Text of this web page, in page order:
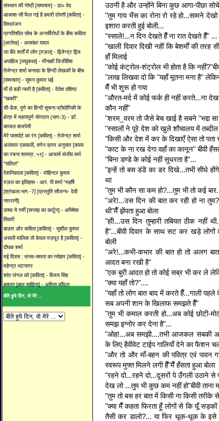
संस्थान की गोष्ठी [समाचार] - डा० वेद
आकाश-सी फैल गई है हमारी दोस्ती [कविता] -
विश्वरंजन
प्रगतिशील सोच के अन्तर्विरोधों के बीच कविता
[आलेख] - आकांक्षा यादव
जा बँधे शर्तों में लोग [ग़ज़ल] - द्विजेन्द्र द्विज
अपाहिज [लघुकथा] - मीनाक्षी जिजीविषा
तेजेन्द्र शर्मा कनाडा के हिन्दी लेखकों के बीच
[समाचार] - सुमन कुमार घई
माँ वो बडी प्यारी है [कविता] - देवेश वशिष्ठ
"खबरी"
सी-डैक, पुणे का हिन्दी सूचना प्रौद्योगिकी के
क्षेत्र में महत्वपूर्ण योगदान (भाग-3) - डॉ.
काजल बाजपेयी
मेरे पासपोर्ट का रंग [कविता] - तेजेन्द्र शर्मा
अलंकार एकावली, वर्णन क्रम अनुसार [काव्य
का रचना शास्त्र: ५९] - आचार्य संजीव वर्मा
"सलिल"
देशनिकाला [कविता] - मोहिन्दर कुमार
ग़ज़ल का इतिहास - आर. पी शर्मा “महर्षि
[श्रंखला भाग -7] [प्रस्तुति सौजन्य- देवी
नागरानी]
उफ्फ ये गर्मी [सप्ताह का कार्टून] - अभिषेक
तिवारी
बाज़ार और कविता [कविता] - सुशील कुमार
असली मालिक तो केवल मज़दूर है [कविता] -
दीपक शर्मा
मई दिवस : मानव-समता का त्योहार [कविता] -
महेन्द्र भटनागर
शांत जंगल को [कविता] - विजय सिंह
बचपन [बाल साहित्य] - अमिता कौंदल
बीते हुये दिन, वो मेरे ...
उठनी है और उन्होंने बिना कुछ आगा-पीछा
"तुम गाय भैंस का रोना रो रहे हो...सामने देखो
इशारा करती हुई बोली...
"स्साले!...न दिन देखते हैँ ना रात देखते हैँ" ...
"खाली दिवार दिखी नहीं कि बेशर्मों की तरह
हाँ मिलाई
"कोई कंट्रोल-शंट्रोल भी होता है कि
"लाख लिखवा दो कि "यहाँ मूतना मना है"
मैँ भी शुरू हो गया
"औरत-मर्द में कोई फर्क ही नहीं करते...ना
कौन नहीं"
"शरम_वरम तो जैसे बेच खाई है सबने "भद्दा सा
"स्सालों ने पूरे देश को खुले शौचालय में
"किसी और देश में कर के दिखाएँ ऐसा तो
"काट के ना रख देगा वहाँ का कानून" बीवी
"बिना डण्डे के कोई नहीं सुधरता है"...
"इन्हें तो बस डंडॆ का डर दिखे...तभी सीधे
था
"तुम भी कौन सा कम हो?...तुम भी तो कई
"अरे!...उस दिन की बात कर रही हो ना
थी"मैँ झेंपता हुआ बोला
"हाँ!...उस दिन तुम्हारी तबियत ठीक नहीं
है"...बीवी दिवार के साथ सट कर खड़े
बोली
"अरे!...कभी-कभार की बात हो तो अलग
आदत बना रखी है"
"एक बुरी आदत हो तो कोई सब्र भी कर ले
"क्या यहाँ तो?"....
"यहाँ तो लोग बात बाद में करते हैँ...गाली
सब अपनी शान के खिलाफ समझते हैँ"
"तुम भी कमाल करती हो...अब कोई छोटी-
समझ इग्नोर कर देना है"...
"ओह!...अब समझी....तभी आजकल सबकी
के लिए हैवीवेट टाईप गालियाँ देने का फैशन
"और तो और माँ-बहन की पवित्र एवं पावन
स्वरूप मुफ्त मिलने लगी हैँ"मैँ हँसता हुआ बोला
"रहने दो...रहने दो...दूसरों पे उँगली उठाने
देख लो ...तुम भी कुछ कम नहीं हो"बीवी ताना
"तुम तो बस हर बात में किसी ना किसी तरीके
"क्या मैँ कहता फिरता हूँ लोगों से कि यूँ
तैसी कर डालो?... या फिर थूक-थूक के इसे